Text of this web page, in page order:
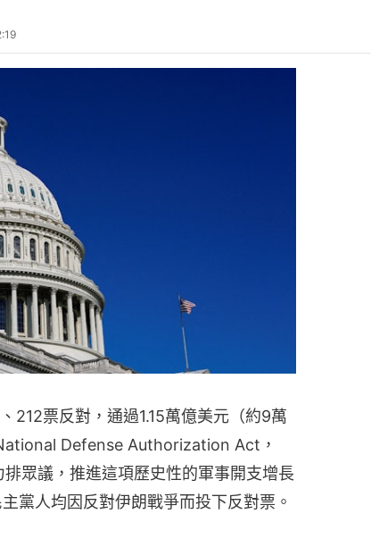
212票反對，通過1.15萬億美元（約9萬
Defense Authorization Act，
眾議，推進這項歷史性的軍事開支增長
黨人均因反對伊朗戰爭而投下反對票。